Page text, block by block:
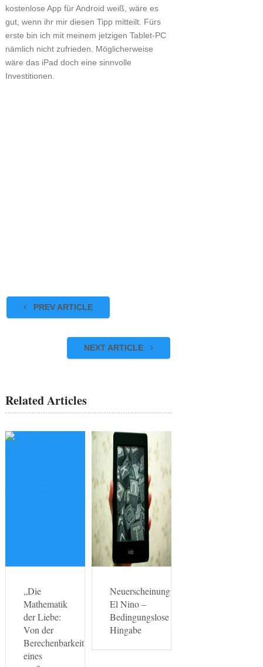
kostenlose App für Android weiß, wäre es
gut, wenn ihr mir diesen Tipp mitteilt. Fürs
erste bin ich mit meinem jetzigen Tablet-PC
nämlich nicht zufrieden. Möglicherweise
wäre das iPad doch eine sinnvolle
Investitionen.
PREV ARTICLE
NEXT ARTICLE
Related Articles
„Die
Mathematik
der Liebe:
Von der
Berechenbarkeit
eines
Neuerscheinung
El Nino –
Bedingungslose
Hingabe